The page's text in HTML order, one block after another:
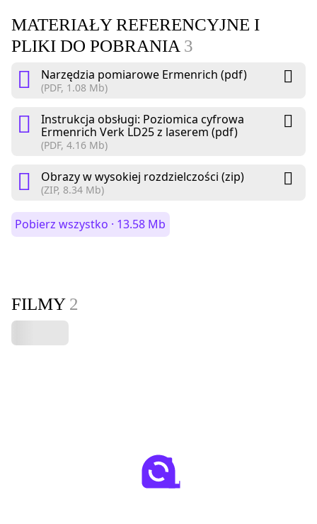
MATERIAŁY REFERENCYJNE I
PLIKI DO POBRANIA 3
Narzędzia pomiarowe Ermenrich (pdf)
(PDF, 1.08 Mb)
Instrukcja obsługi: Poziomica cyfrowa
Ermenrich Verk LD25 z laserem (pdf)
(PDF, 4.16 Mb)
Obrazy w wysokiej rozdzielczości (zip)
(ZIP, 8.34 Mb)
Pobierz wszystko · 13.58 Mb
FILMY 2